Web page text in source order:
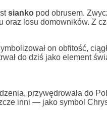
siankopod obrusem.
losu domowników. Z
on obfitość,
do dziś jako element
przywędrowała do
inni — jako symbol